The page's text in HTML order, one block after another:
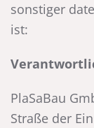
sonstiger
ist:
PlaSaBau
Straße der